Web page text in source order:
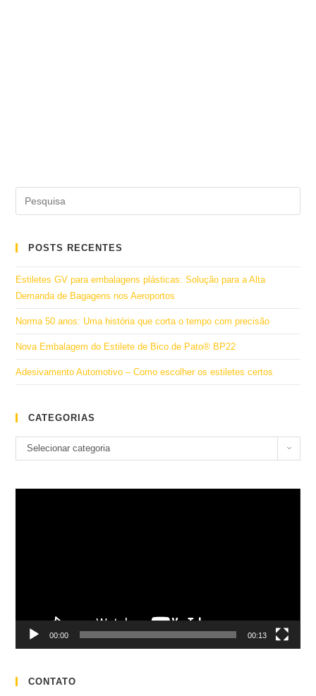
POSTS RECENTES
Estiletes GV para embalagens plásticas: Solução para a Alta
Demanda de Bagagens nos Aeroportos
Norma 50 anos: Uma história que corta o tempo com precisão
Nova Embalagem do Estilete de Bico de Pato® BP22
Adesivamento Automotivo – Como escolher os estiletes certos
CATEGORIAS
Categorias
Selecionar categoria
00:00 00:13
CONTATO